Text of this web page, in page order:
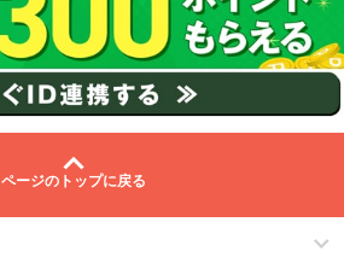
ページのトップに戻る